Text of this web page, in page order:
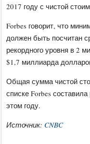
2017 году с чистой
Forbes говорит, что
должен быть посчитан
рекордного уровня в 2
$1,7 миллиарда
Общая сумма чистой
списке Forbes
этом году.
Источник: CNBC